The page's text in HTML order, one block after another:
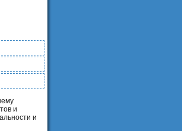
и
и